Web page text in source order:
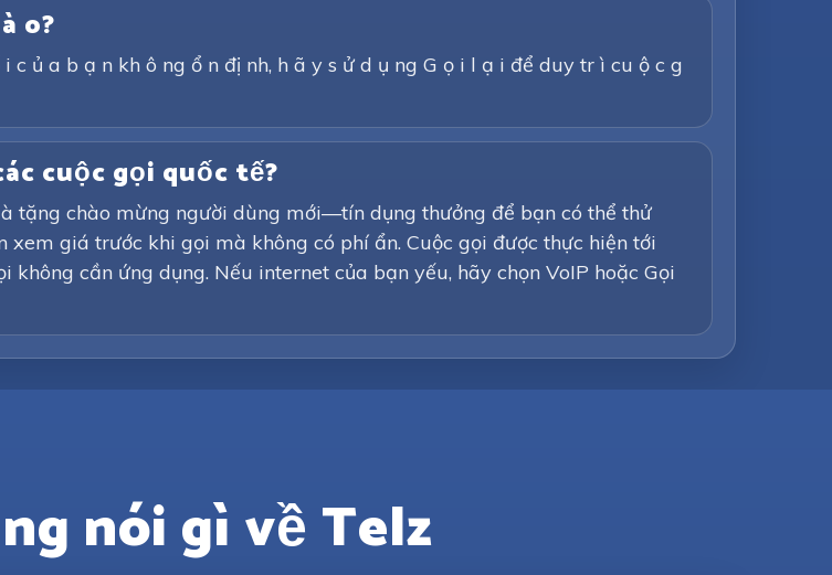
o?
c ủ a b ạ n kh ô ng ổ n đị nh, h ã y s ử d ụ ng G ọ i l ạ i để duy tr ì cu ộ c g
cuộc gọi quốc tế?
tặng chào mừng người dùng mới—tín dụng thưởng để bạn có thể thử
giá trước khi gọi mà không có phí ẩn. Cuộc gọi được thực hiện tới
cần ứng dụng. Nếu internet của bạn yếu, hãy chọn VoIP hoặc Gọi
nói gì về Telz